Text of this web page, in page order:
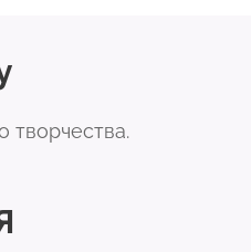
творчества.